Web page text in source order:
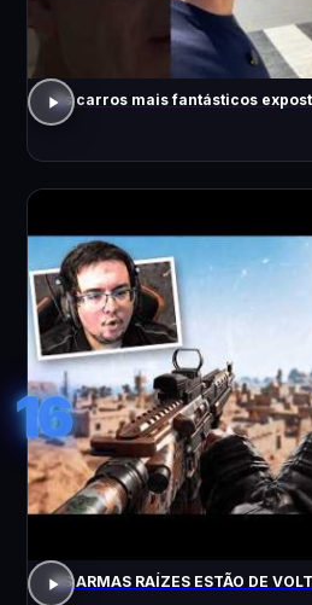
Os carros mais fantásticos
16
AS ARMAS RAÍZES ESTÃO DE